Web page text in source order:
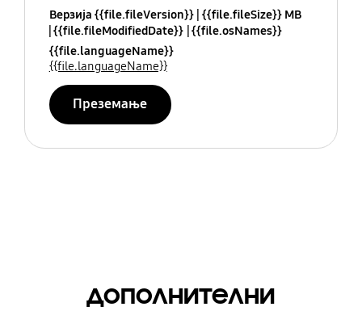
Верзија {{file.fileVersion}} {{file.fileSize}} MB
{{file.fileModifiedDate}} {{file.osNames}}
{{file.languageName}}
{{file.languageName}}
Преземање
дополнителни